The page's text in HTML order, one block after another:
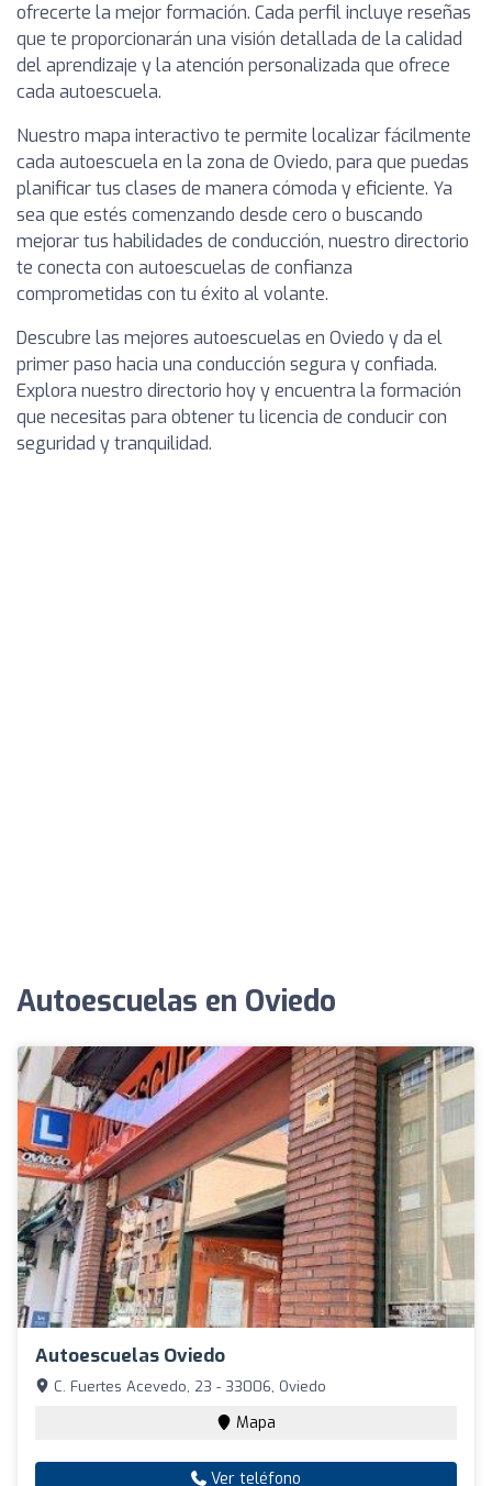
ofrecerte la mejor formación. Cada perfil incluye reseñas
que te proporcionarán una visión detallada de la calidad
del aprendizaje y la atención personalizada que ofrece
cada autoescuela.
Nuestro mapa interactivo te permite localizar fácilmente
cada autoescuela en la zona de Oviedo, para que puedas
planificar tus clases de manera cómoda y eficiente. Ya
sea que estés comenzando desde cero o buscando
mejorar tus habilidades de conducción, nuestro directorio
te conecta con autoescuelas de confianza
comprometidas con tu éxito al volante.
Descubre las mejores autoescuelas en Oviedo y da el
primer paso hacia una conducción segura y confiada.
Explora nuestro directorio hoy y encuentra la formación
que necesitas para obtener tu licencia de conducir con
seguridad y tranquilidad.
Autoescuelas en Oviedo
Autoescuelas Oviedo
C. Fuertes Acevedo, 23 - 33006, Oviedo
Mapa
Ver teléfono